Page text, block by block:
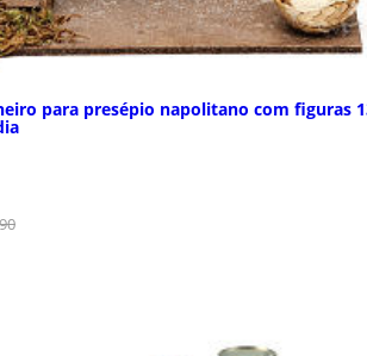
para presépio napolitano com figuras